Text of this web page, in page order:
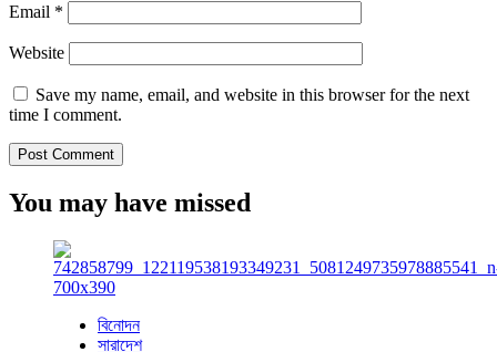
Email *
Website
Save my name, email, and website in this browser for the next
time I comment.
You may have missed
বিনোদন
সারাদেশ